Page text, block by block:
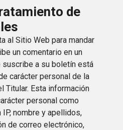
de
al Sitio Web para mandar
un comentario en un
suscribe a su boletín está
carácter personal de la
Titular. Esta información
personal como
nombre y apellidos,
de correo electrónico,